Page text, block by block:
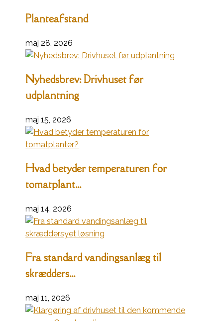
Planteafstand
maj 28, 2026
Nyhedsbrev: Drivhuset før
udplantning
maj 15, 2026
Hvad betyder temperaturen for
tomatplant...
maj 14, 2026
Fra standard vandingsanlæg til
skrædders...
maj 11, 2026